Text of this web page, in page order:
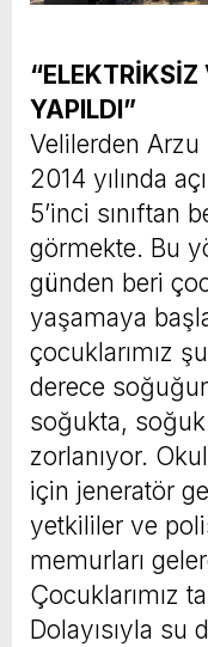
“ELEKTRİKSİZ
YAPILDI”
Velilerden
2014 yılında
5’inci sınıftan
görmekte. Bu
günden beri
yaşamaya
çocuklarımız
derece
soğukta, soğuk
zorlanıyor.
için jeneratör
yetkililer ve
memurları
Çocuklarımız
Dolayısıyla su